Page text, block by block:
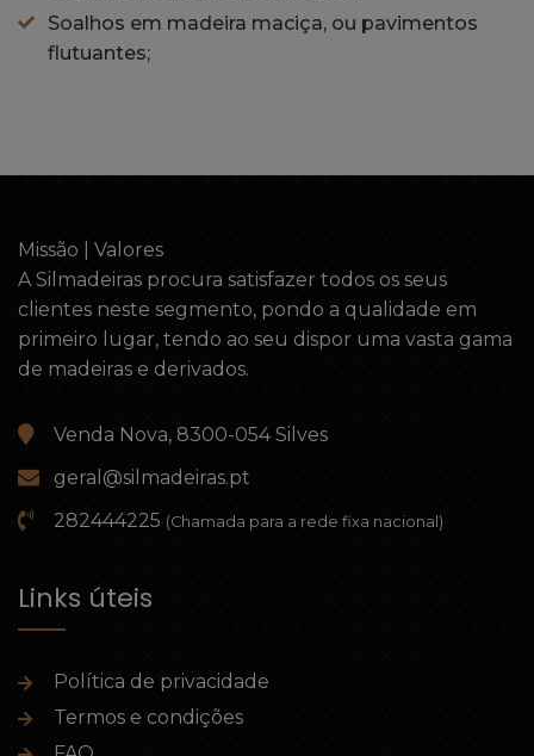
Soalhos em madeira maciça, ou pavimentos
flutuantes;
Missão | Valores
A Silmadeiras procura satisfazer todos os seus
clientes neste segmento, pondo a qualidade em
primeiro lugar, tendo ao seu dispor uma vasta gama
de madeiras e derivados.
Venda Nova, 8300-054 Silves
geral@silmadeiras.pt
282444225 (Chamada para a rede fixa nacional)
Links úteis
Política de privacidade
Termos e condições